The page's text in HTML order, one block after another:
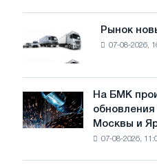
достижения
целей
обезуглероживания
Рынок
новых
грузовиков
в
июле
Рынок
07-08-2026,
На
БМК
произвели
На БМК
Москвы и
07-08-2026,